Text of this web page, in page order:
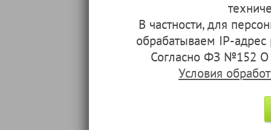
В частности, для
обрабатываем IP-
Согласно ФЗ №152 О
Условия